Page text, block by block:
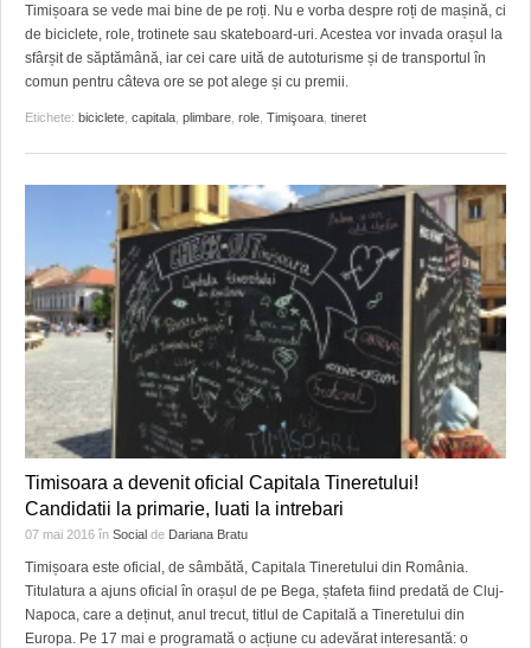
Timișoara se vede mai bine de pe roți. Nu e vorba despre roți de mașină, ci
de biciclete, role, trotinete sau skateboard-uri. Acestea vor invada orașul la
sfârșit de săptămână, iar cei care uită de autoturisme și de transportul în
comun pentru câteva ore se pot alege și cu premii.
Etichete: biciclete capitala plimbare role Timişoara tineret
Timisoara a devenit oficial Capitala Tineretului!
Candidatii la primarie, luati la intrebari
07 mai 2016 în Social de Dariana Bratu
Timișoara este oficial, de sâmbătă, Capitala Tineretului din România.
Titulatura a ajuns oficial în orașul de pe Bega, ștafeta fiind predată de Cluj-
Napoca, care a deținut, anul trecut, titlul de Capitală a Tineretului din
Europa. Pe 17 mai e programată o acțiune cu adevărat interesantă: o